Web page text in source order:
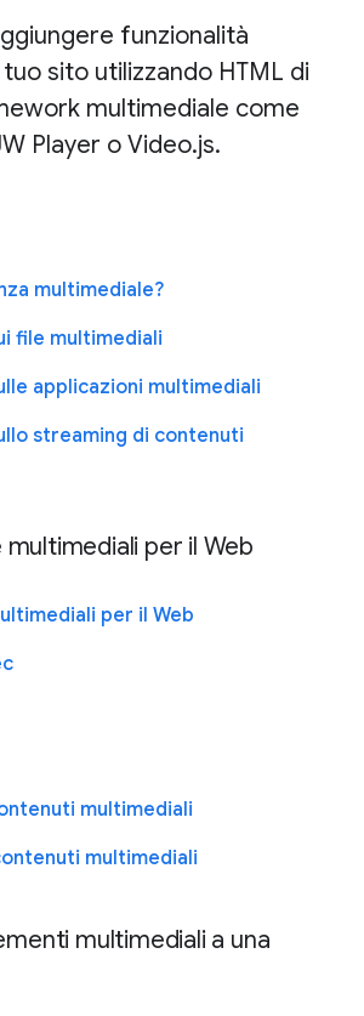
funzionalità
sito utilizzando HTML di
multimediale come
Player o Video.js.
multimediale?
file multimediali
applicazioni multimediali
streaming di contenuti
per il Web
per il Web
multimediali
multimediali
multimediali a una